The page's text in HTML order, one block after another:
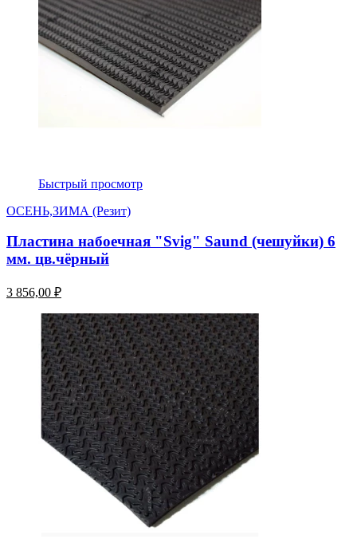
Быстрый просмотр
ОСЕНЬ,ЗИМА (Резит)
Пластина набоечная "Svig" Saund (чешуйки) 6
мм. цв.чёрный
3 856,00 ₽